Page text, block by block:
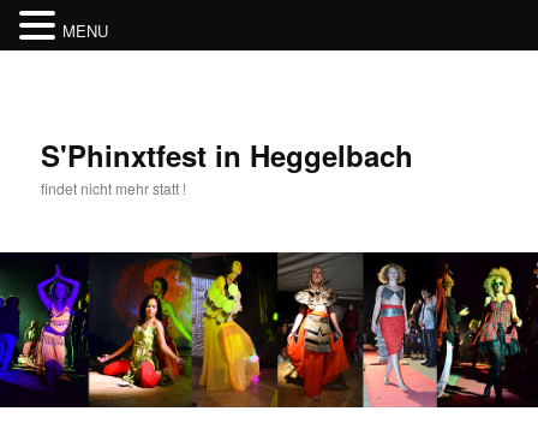
S'Phinxtfest in Heggelbach
findet nicht mehr statt !
MENU